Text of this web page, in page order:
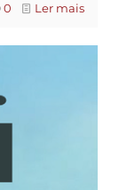
0 Ler mais